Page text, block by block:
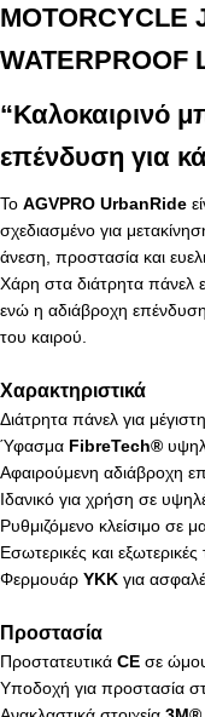
MOTORCYCLE
WATERPROOF
“Καλοκαιρινό
επένδυση για
Το AGVPRO UrbanRide
σχεδιασμένο για
άνεση, προστασία και
Χάρη στα διάτρητα πάνελ
ενώ η αδιάβροχη επένδυση
του καιρού.
Χαρακτηριστικά
Διάτρητα πάνελ για
Ύφασμα FibreTech®
Αφαιρούμενη αδιάβροχη
Ιδανικό για χρήση σε
Ρυθμιζόμενο κλείσιμο σε
Εσωτερικές και
Φερμουάρ YKK για
Προστασία
Προστατευτικά CE σε
Υποδοχή για προστασία